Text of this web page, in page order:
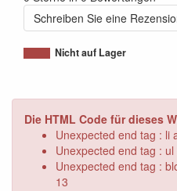
Schreiben Sie eine
Nicht auf Lager
Die HTML Code für dieses
Unexpected end tag : li
Unexpected end tag :
Unexpected end tag :
13